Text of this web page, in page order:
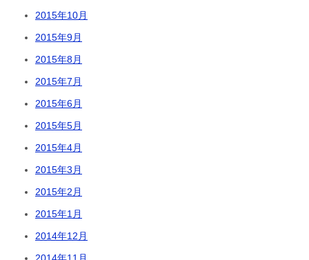
2015年10月
2015年9月
2015年8月
2015年7月
2015年6月
2015年5月
2015年4月
2015年3月
2015年2月
2015年1月
2014年12月